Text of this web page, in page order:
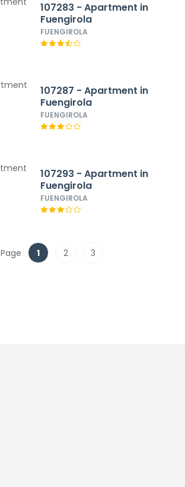
107283 - Apartment in
Fuengirola
FUENGIROLA
107287 - Apartment in
Fuengirola
FUENGIROLA
107293 - Apartment in
Fuengirola
FUENGIROLA
Page 1 2 3